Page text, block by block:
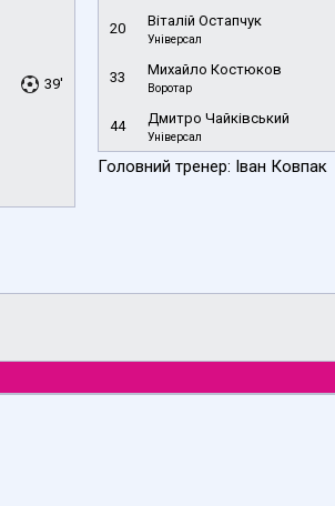
39'
20 Віталій Остапчук
Універсал
33 Михайло Костюков
Воротар
44 Дмитро Чайківський
Універсал
Головний тренер: Іван Ковпак